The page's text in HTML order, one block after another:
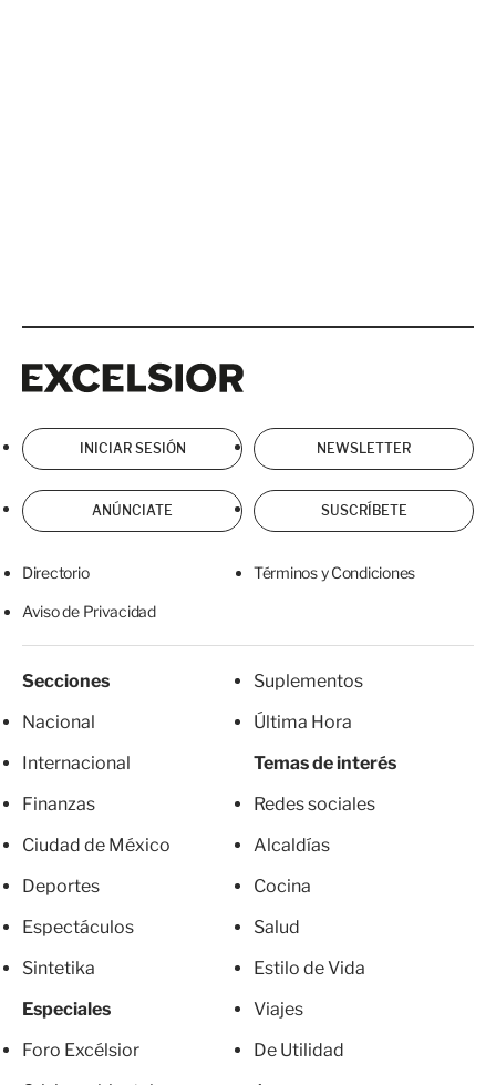
INICIAR SESIÓN NEWSLETTER
ANÚNCIATE SUSCRÍBETE
Directorio Términos y Condiciones
Aviso de Privacidad
Secciones
Nacional
Internacional
Finanzas
Ciudad de México
Deportes
Espectáculos
Sintetika
Especiales
Foro Excélsior
Suplementos
Última Hora
Temas de interés
Redes sociales
Alcaldías
Cocina
Salud
Estilo de Vida
Viajes
De Utilidad